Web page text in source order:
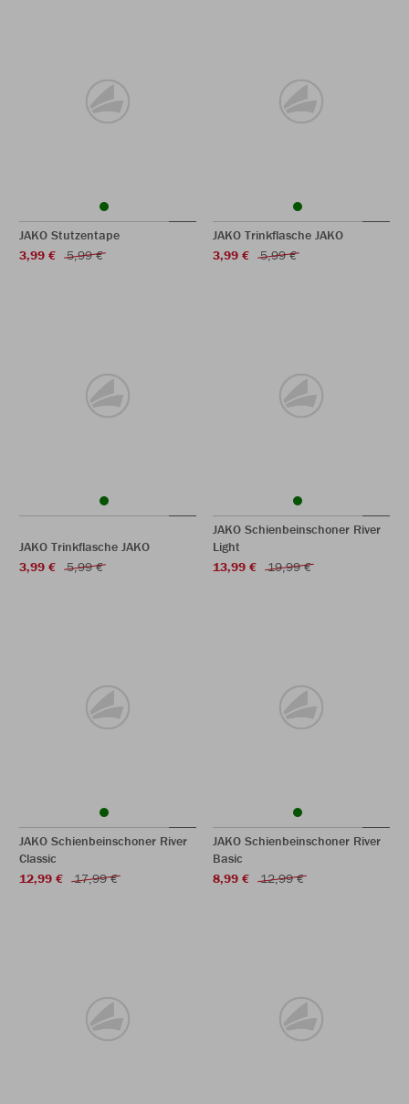
JAKO Stutzentape
3,99 €
5,99 €
JAKO Trinkflasche JAKO
3,99 €
5,99 €
JAKO Trinkflasche JAKO
3,99 €
5,99 €
JAKO Schienbeinschoner River
Light
13,99 €
19,99 €
JAKO Schienbeinschoner River
Classic
12,99 €
17,99 €
JAKO Schienbeinschoner River
Basic
8,99 €
12,99 €